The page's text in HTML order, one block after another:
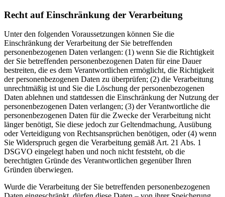
Recht auf Einschränkung der Verarbeitung
Unter den folgenden Voraussetzungen können Sie die
Einschränkung der Verarbeitung der Sie betreffenden
personenbezogenen Daten verlangen: (1) wenn Sie die Richtigkeit
der Sie betreffenden personenbezogenen Daten für eine Dauer
bestreiten, die es dem Verantwortlichen ermöglicht, die Richtigkeit
der personenbezogenen Daten zu überprüfen; (2) die Verarbeitung
unrechtmäßig ist und Sie die Löschung der personenbezogenen
Daten ablehnen und stattdessen die Einschränkung der Nutzung der
personenbezogenen Daten verlangen; (3) der Verantwortliche die
personenbezogenen Daten für die Zwecke der Verarbeitung nicht
länger benötigt, Sie diese jedoch zur Geltendmachung, Ausübung
oder Verteidigung von Rechtsansprüchen benötigen, oder (4) wenn
Sie Widerspruch gegen die Verarbeitung gemäß Art. 21 Abs. 1
DSGVO eingelegt haben und noch nicht feststeht, ob die
berechtigten Gründe des Verantwortlichen gegenüber Ihren
Gründen überwiegen.
Wurde die Verarbeitung der Sie betreffenden personenbezogenen